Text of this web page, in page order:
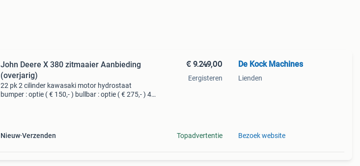
John Deere X 380 zitmaaier Aanbieding
(overjarig)
22 pk 2 cilinder kawasaki motor hydrostaat
bumper : optie ( € 150,- ) bullbar : optie ( € 275,- ) 4
Nieuw Verzenden
€ 9.249,00
Eergisteren
Topadvertentie
De Kock Machines
Lienden
Bezoek website